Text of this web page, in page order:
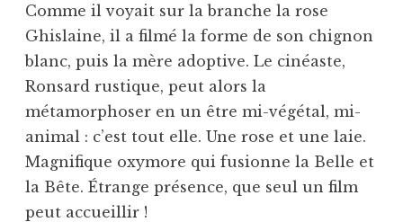
Comme il voyait sur la branche la rose
Ghislaine, il a filmé la forme de son chignon
blanc, puis la mère adoptive. Le cinéaste,
Ronsard rustique, peut alors la
métamorphoser en un être mi-végétal, mi-
animal : c’est tout elle. Une rose et une laie.
Magnifique oxymore qui fusionne la Belle et
la Bête. Étrange présence, que seul un film
peut accueillir !